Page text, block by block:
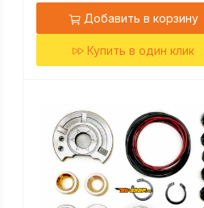
Добавить в корзину
Купить в один клик